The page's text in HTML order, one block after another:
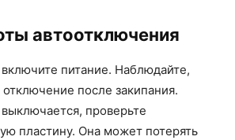
автоотключения
питание. Наблюдайте,
после закипания.
проверьте
пластину. Она может потерять